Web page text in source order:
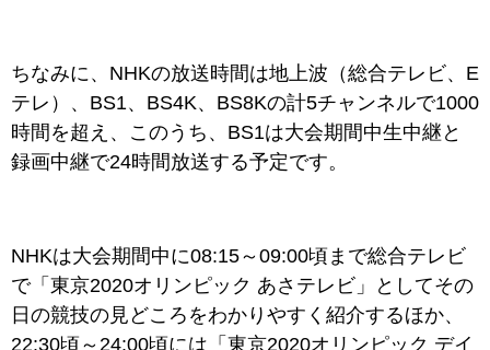
ちなみに、NHKの放送時間は地上波（総合テレビ、E
テレ）、BS1、BS4K、BS8Kの計5チャンネルで1000
時間を超え、このうち、BS1は大会期間中生中継と
録画中継で24時間放送する予定です。
NHKは大会期間中に08:15～09:00頃まで総合テレビ
で「東京2020オリンピック あさテレビ」としてその
日の競技の見どころをわかりやすく紹介するほか、
22:30頃～24:00頃には「東京2020オリンピック デイ